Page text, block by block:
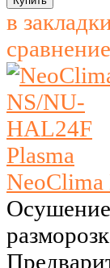
в
сравнение
NeoClima